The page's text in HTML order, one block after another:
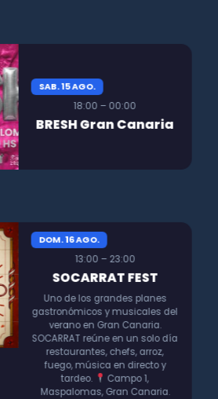
SAB. 15 AGO.
18:00 – 00:00
BRESH Gran Canaria
DOM. 16 AGO.
13:00 – 23:00
SOCARRAT FEST
Uno de los grandes planes
gastronómicos y musicales del
verano en Gran Canaria.
SOCARRAT reúne en un solo día
restaurantes, chefs, arroz,
fuego, música en directo y
tardeo.
Campo 1,
Maspalomas, Gran Canaria.